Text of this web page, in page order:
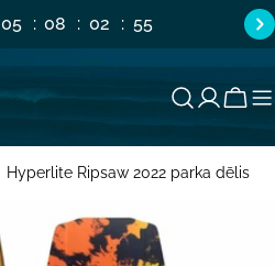
05 08 02 55
Hyperlite Ripsaw 2022 parka dēlis